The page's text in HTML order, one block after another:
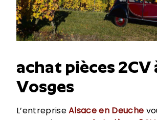
achat pièces 2CV
Vosges
L’entrepriseAlsace en Deuche